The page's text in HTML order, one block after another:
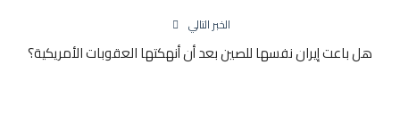
الخبر التالي
هل باعت إيران نفسها للصين بعد أن أنهكتها العقوبات الأمريكية؟